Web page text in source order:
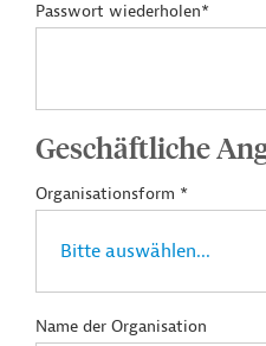
Passwort wiederholen*
Geschäftliche
Organisationsform *
Name der Organisation